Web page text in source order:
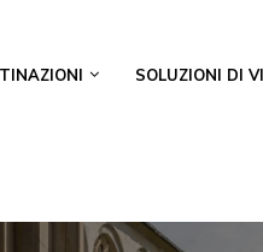
SOLUZIONI DI